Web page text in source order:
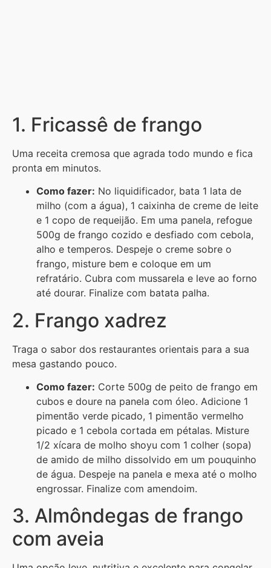
1. Fricassê de frango
Uma receita cremosa que agrada todo mundo e fica
pronta em minutos.
Como fazer: No liquidificador, bata 1 lata de
milho (com a água), 1 caixinha de creme de leite
e 1 copo de requeijão. Em uma panela, refogue
500g de frango cozido e desfiado com cebola,
alho e temperos. Despeje o creme sobre o
frango, misture bem e coloque em um
refratário. Cubra com mussarela e leve ao forno
até dourar. Finalize com batata palha.
2. Frango xadrez
Traga o sabor dos restaurantes orientais para a sua
mesa gastando pouco.
Como fazer: Corte 500g de peito de frango em
cubos e doure na panela com óleo. Adicione 1
pimentão verde picado, 1 pimentão vermelho
picado e 1 cebola cortada em pétalas. Misture
1/2 xícara de molho shoyu com 1 colher (sopa)
de amido de milho dissolvido em um pouquinho
de água. Despeje na panela e mexa até o molho
engrossar. Finalize com amendoim.
3. Almôndegas de frango
com aveia